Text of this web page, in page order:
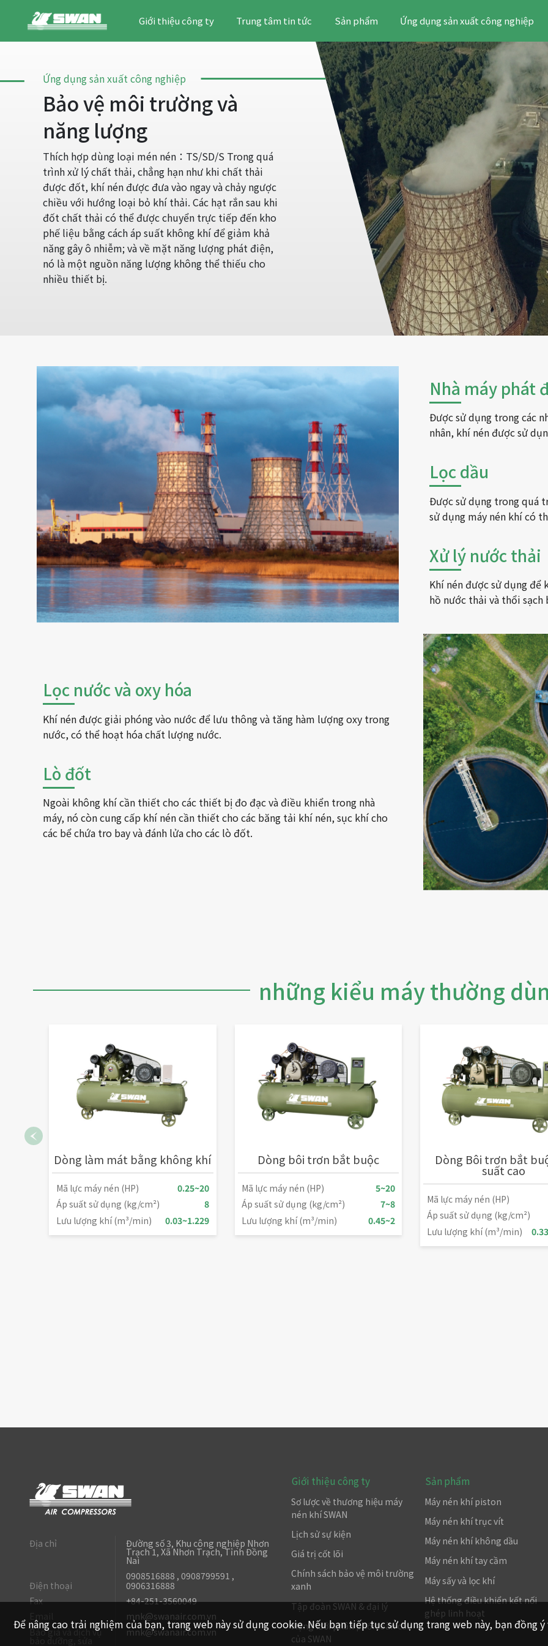
Giới thiệu công ty Trung tâm tin tức Sản phẩm Ứng dụng sản xuất công nghiệp
Ứng dụng sản xuất công nghiệp
Bảo vệ môi trường và
năng lượng
Thích hợp dùng loại mén nén：TS/SD/S Trong quá
trình xử lý chất thải, chẳng hạn như khi chất thải
được đốt, khí nén được đưa vào ngay và chảy ngược
chiều với hướng loại bỏ khí thải. Các hạt rắn sau khi
đốt chất thải có thể được chuyển trực tiếp đến kho
phế liệu bằng cách áp suất không khí để giảm khả
năng gây ô nhiễm; và về mặt năng lượng phát điện,
nó là một nguồn năng lượng không thể thiếu cho
nhiều thiết bị.
Nhà máy phát
Được sử dụng trong các
nhân, khí nén được sử
Lọc dầu
Được sử dụng trong quá
sử dụng máy nén khí có
Xử lý nước thải
Khí nén được sử dụng
hồ nước thải và thổi sạch
Lọc nước và oxy hóa
Khí nén được giải phóng vào nước để lưu thông và tăng hàm lượng oxy trong
nước, có thể hoạt hóa chất lượng nước.
Lò đốt
Ngoài không khí cần thiết cho các thiết bị đo đạc và điều khiển trong nhà
máy, nó còn cung cấp khí nén cần thiết cho các băng tải khí nén, sục khí cho
các bể chứa tro bay và đánh lửa cho các lò đốt.
những kiểu máy thường
Dòng làm mát bằng không khí
Mã lực máy nén (HP)
0.25~20
Áp suất sử dụng (kg/cm²)
8
Lưu lượng khí (m³/min)
0.03~1.229
Dòng bôi trơn bắt buộc
Mã lực máy nén (HP)
5~20
Áp suất sử dụng (kg/cm²)
7~8
Lưu lượng khí (m³/min)
0.45~2
Dòng Bôi trơn bắt
suất cao
Mã lực máy nén (HP)
Áp suất sử dụng (kg/cm²)
Lưu lượng khí (m³/min)
Địa chỉ Đường số 3, Khu công nghiệp Nhơn
Trạch 1, Xã Nhơn Trạch, Tỉnh Đồng
Nai
Điện thoại
0908516888 , 0908799591 ,
0906316888
Fax
+84-251-3560049
mnk@swanair.com.vn
Báo giá và dịch vụ
mnk@swanair.com.vn
Giới thiệu công ty
Sơ lược về thương hiệu máy
nén khí SWAN
Lịch sử sự kiện
Giá trị cốt lõi
Chính sách bảo vệ môi trường
xanh
Tập đoàn SWAN & đại lý
Mạng lưới phân phối toàn cầu
của SWAN
Sản phẩm
Máy nén khí piston
Máy nén khí trục vít
Máy nén khí không dầu
Máy nén khí tay cầm
Máy sấy và lọc khí
Hệ thống điều khiển kết nối
ghép linh hoạt
Để nâng cao trải nghiệm của bạn, trang web này sử dụng cookie. Nếu bạn tiếp tục sử dụng trang web này, bạn đồng